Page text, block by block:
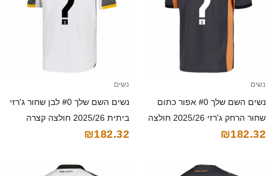
נשים
נשים השם שלך #0 אפור כתום
שחור הרחק ג'רזי 2025/26 חולצה
קצרה
₪182.32
נשים
נשים השם שלך #0 לבן שחור ג'רזי
ביתית 2025/26 חולצה קצרה
₪182.32